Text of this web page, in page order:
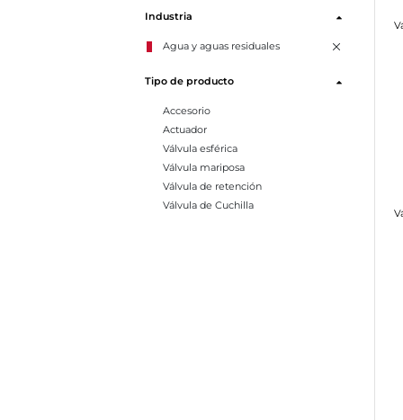
Industria
Agua y aguas residuales
Tipo de producto
Accesorio
Actuador
Válvula esférica
Válvula mariposa
Válvula de retención
Válvula de Cuchilla